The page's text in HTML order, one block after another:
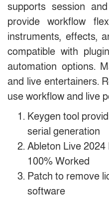
supports session
provide workflow
instruments, effects,
compatible with
automation options.
and live entertainers.
use workflow and live
Keygen tool
serial generation
Ableton Live
100% Worked
Patch to remove
software